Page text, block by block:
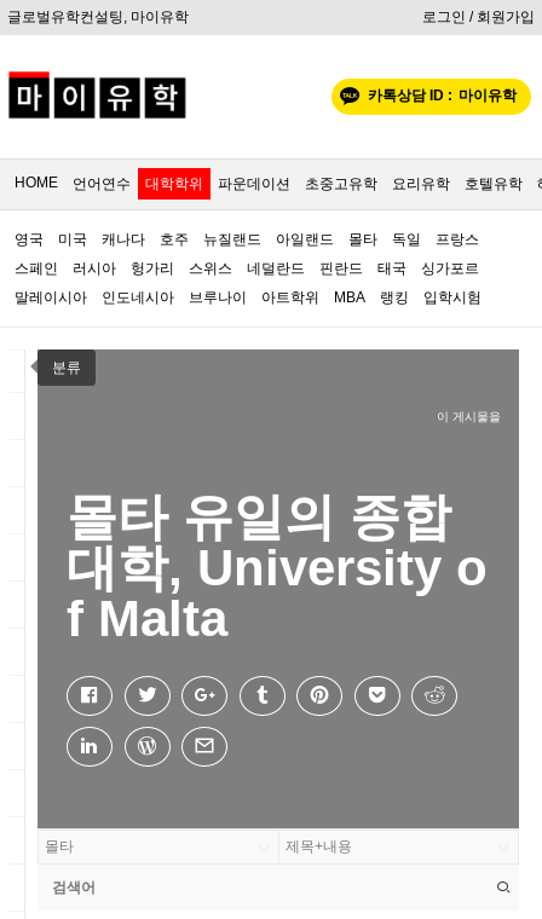
글로벌유학컨설팅, 마이유학 로그인 / 회원가입
카톡상담 ID : 마이유학
HOME 언어연수 대학학위 파운데이션 초중고유학 요리유학 호텔유학
영국 미국 캐나다 호주 뉴질랜드 아일랜드 몰타 독일
프랑스
스페인
러시아 헝가리 스위스 네덜란드 핀란드 태국
싱가포르
말레이시아
인도네시아 브루나이 아트학위 MBA 랭킹 입학시험
분류
이 게시물을
몰타 유일의 종합
대학, University o
f Malta